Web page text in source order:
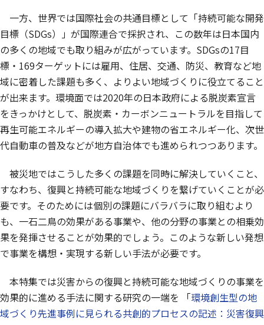
一方、世界では国際社会の共通目標として「持続可能な開発
目標（SDGs）」が国際連合で採択され、この数年は日本国内
の多くの地域でも取り組みが広がっています。SDGsの17目
標・169ターゲットには雇用、住居、交通、防災、教育など地
域に密着した課題も多く、よりよい地域づくりに役立てること
が出来ます。環境面では2020年の日本政府による脱炭素宣言
をきっかけとして、脱炭素・カーボンニュートラルを目指して
再生可能エネルギーの導入拡大や建物の省エネルギー化、次世
代自動車の普及などが地方自治体でも進められつつあります。
被災地ではこうした多くの課題を同時に解決していくこと、
すなわち、復興と持続可能な地域づくりを繋げていくことが必
要です。そのためには個別の課題にバラバラに取り組むより
も、一石二鳥の効果がある事業や、他の分野の事業との相乗効
果を発揮させることが効果的でしょう。このような新しい発想
で事業を構想・実現する新しい手法が必要です。
本特集では災害からの復興と持続可能な地域づくりの事業を
効果的に進める手法に関する研究の一端を 「環境創生型の地
域づくり先進事例に見られる共創的プロセスの記述：災害復興